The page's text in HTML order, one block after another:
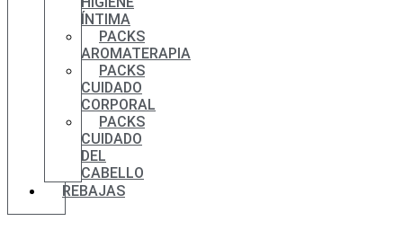
ÍNTIMA
PACKS
AROMATERAPIA
PACKS
CUIDADO
CORPORAL
PACKS
CUIDADO
DEL
CABELLO
REBAJAS